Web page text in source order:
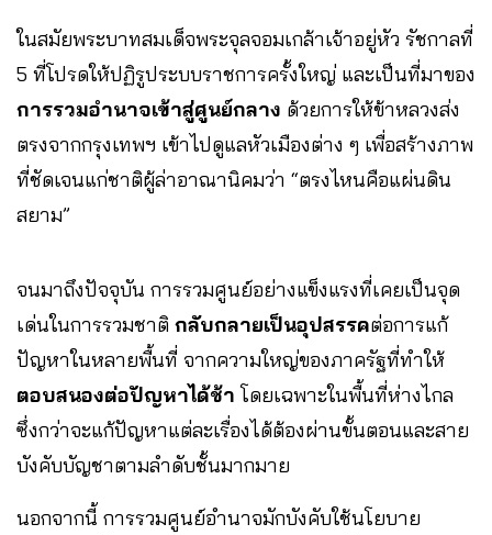
ในสมัยพระบาทสมเด็จพระจุลจอมเกล้าเจ้าอยู่หัว รัชกาลที่
5 ที่โปรดให้ปฏิรูประบบราชการครั้งใหญ่ และเป็นที่มาของ
การรวมอำนาจเข้าสู่ศูนย์กลาง ด้วยการให้ข้าหลวงส่ง
ตรงจากกรุงเทพฯ เข้าไปดูแลหัวเมืองต่าง ๆ เพื่อสร้างภาพ
ที่ชัดเจนแก่ชาติผู้ล่าอาณานิคมว่า “ตรงไหนคือแผ่นดิน
สยาม”
จนมาถึงปัจจุบัน การรวมศูนย์อย่างแข็งแรงที่เคยเป็นจุด
เด่นในการรวมชาติ กลับกลายเป็นอุปสรรคต่อการแก้
ปัญหาในหลายพื้นที่ จากความใหญ่ของภาครัฐที่ทำให้
ตอบสนองต่อปัญหาได้ช้า โดยเฉพาะในพื้นที่ห่างไกล
ซึ่งกว่าจะแก้ปัญหาแต่ละเรื่องได้ต้องผ่านขั้นตอนและสาย
บังคับบัญชาตามลำดับชั้นมากมาย
นอกจากนี้ การรวมศูนย์อำนาจมักบังคับใช้นโยบาย